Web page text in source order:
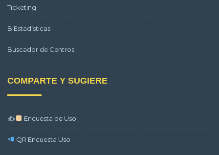
Ticketing
BiEstadísticas
Buscador de Centros
COMPARTE Y SUGIERE
✍ Encuesta de Uso
QR Encuesta Uso